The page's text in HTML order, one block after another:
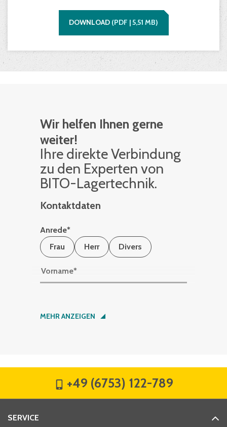
DOWNLOAD (PDF |5,51 MB)
Wir helfen Ihnen gerne
weiter!
Ihre di­rek­te Ver­bin­dung
zu den Ex­per­ten von
BITO-La­ger­tech­nik.
Kontaktdaten
Anrede*
Frau
Herr Divers
Vorname*
Nachname*
MEHR ANZEIGEN
+49 (6753) 122-789
SERVICE